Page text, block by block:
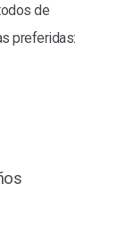
de
preferidas: